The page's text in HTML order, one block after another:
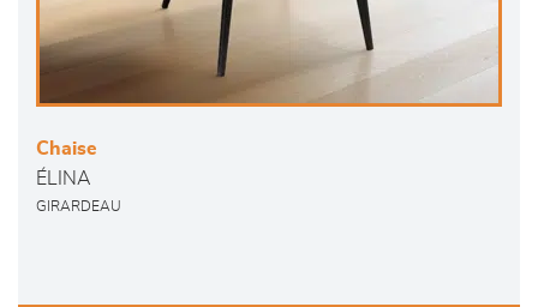
Chaise
ÉLINA
GIRARDEAU